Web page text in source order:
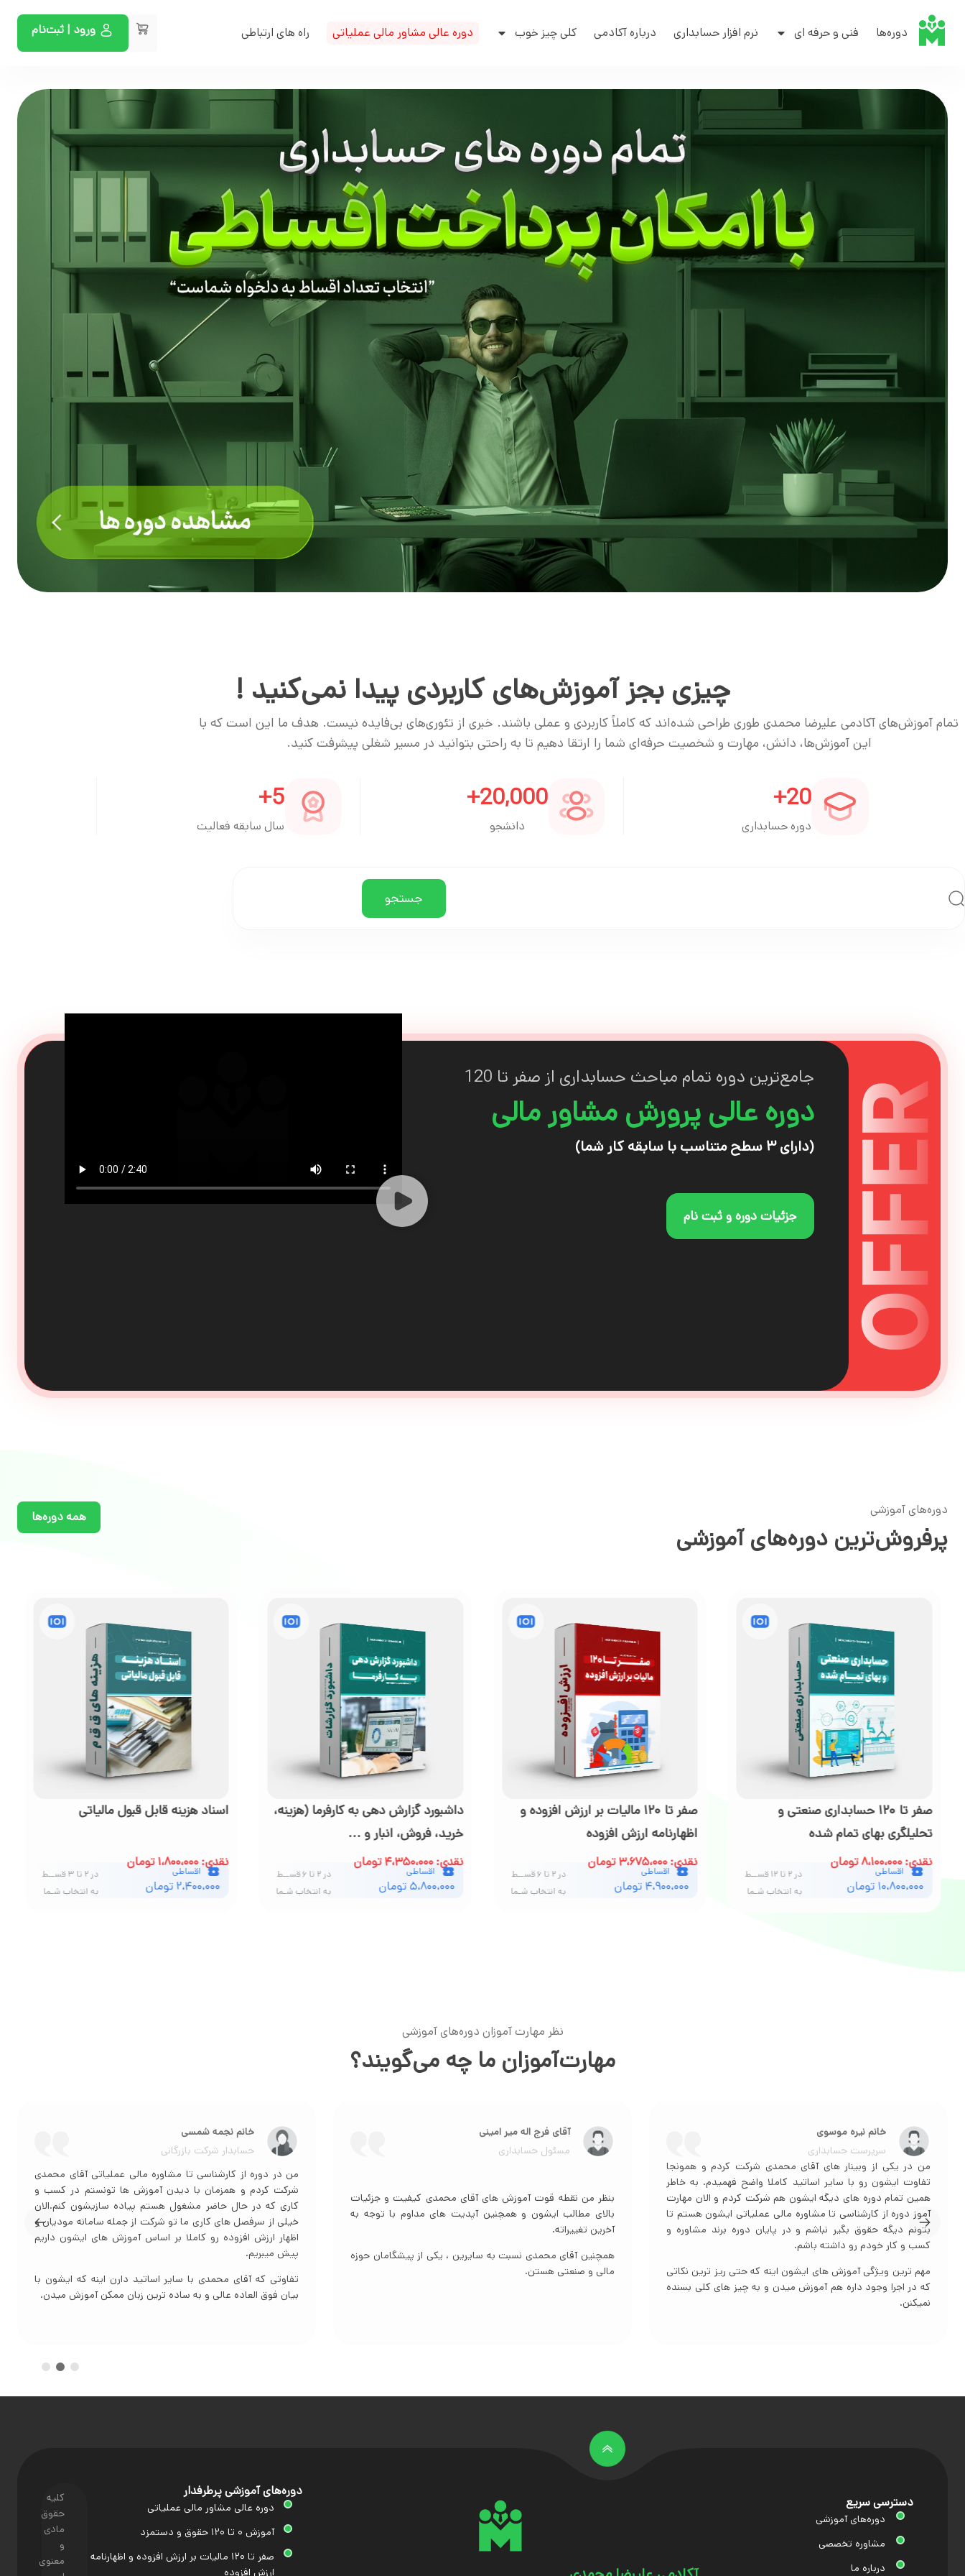
دوره‌ها فنی و حرفه ای نرم افزار حسابداری درباره آکادمی کلی چیز خوب دوره عالی مشاور مالی عملیاتی راه های ارتباطی ورود | ثبت‌نام
چیزی بجز آموزش‌های کاربردی پیدا نمی‌کنید !
تمام آموزش‌های آکادمی علیرضا محمدی طوری طراحی شده‌اند که کاملاً کاربردی و عملی باشند. خبری از تئوری‌های بی‌فایده نیست. هدف ما این است که با
این آموزش‌ها، دانش، مهارت و شخصیت حرفه‌ای شما را ارتقا دهیم تا به راحتی بتوانید در مسیر شغلی پیشرفت کنید.
دوره حسابداری
20
+
دانشجو
20,000
+
سال سابقه فعالیت
5
+
جستجو
جامع‌ترین دوره تمام مباحث حسابداری از صفر تا 120
دوره عالی پرورش مشاور مالی
(دارای ۳ سطح متناسب با سابقه کار شما)
جزئیات دوره و ثبت نام
دوره‌های آموزشی
پرفروش‌ترین دوره‌های آموزشی
همه دوره‌ها
صفر تا ۱۲۰ مالیات بر ارزش افزوده و
اظهارنامه ارزش افزوده
نقدی: ۳،۶۷۵،۰۰۰ تومان
اقساطی
۴،۹۰۰،۰۰۰ تومان
در ۲ تا ۶ قســط
به انتخاب شـما
داشبورد گزارش دهی به کارفرما (هزینه،
خرید، فروش، انبار و ...
نقدی: ۴،۳۵۰،۰۰۰ تومان
اقساطی
۵،۸۰۰،۰۰۰ تومان
در ۲ تا ۶ قســط
به انتخاب شـما
اسناد هزینه قابل قبول مالیاتی
نقدی: ۱،۸۰۰،۰۰۰ تومان
اقساطی
۲،۴۰۰،۰۰۰ تومان
در ۲ تا ۳ قســط
به انتخاب شـما
صفر تا ۱۲۰ حسابداری حقوق و دستمزد
نقدی: ۳،۱۵۰،۰۰۰ تومان
اقساطی
۴،۲۰۰،۰۰۰ تومان
در ۲ تا ۸ قســط
به انتخاب شـما
نظر مهارت آموزان دوره‌های آموزشی
مهارت‌آموزان ما چه می‌گویند؟
آقای فرج اله میر امینی
مسئول حسابداری
بنظر من نقطه قوت آموزش های آقای محمدی کیفیت و جزئیات
بالای مطالب ایشون و همچنین آپدیت های مداوم با توجه به
آخرین تغییراته.
همچنین آقای محمدی نسبت به سایرین ، یکی از پیشگامان حوزه
مالی و صنعتی هستن.
خانم نجمه شمسی
حسابدار شرکت بازرگانی
کاری که در حال حاضر مشغول هستم پیاده سازیشون کنم.الان
خیلی از سرفصل های کاری ما تو شرکت از جمله سامانه مودیان و
اظهار ارزش افزوده رو کاملا بر اساس آموزش های ایشون داریم
پیش میبریم.
تفاوتی که آقای محمدی با سایر اساتید دارن اینه که ایشون با
خانم نیره موسوی
سرپرست حسابداری
تفاوت ایشون رو با سایر اساتید کاملا واضح فهمیدم. به خاطر
همین تمام دوره های دیگه ایشون هم شرکت کردم و الان مهارت
آموز دوره از کارشناسی تا مشاوره مالی عملیاتی ایشون هستم تا
بتونم دیگه حقوق بگیر نباشم و در پایان دوره برند مشاوره و
کسب و کار خودم رو داشته باشم.
مهم ترین ویژگی آموزش های ایشون اینه که حتی ریز ترین نکاتی
که در اجرا وجود داره هم آموزش میدن و به چیز های کلی بسنده
نمیکنن.
دسترسی سریع
دوره‌های آموزشی
مشاوره تخصصی
درباره ما
دوره‌های آموزشی پرطرفدار
دوره عالی مشاور مالی عملیاتی
آموزش ۰ تا ۱۲۰ حقوق و دستمزد
صفر تا ۱۲۰ مالیات بر ارزش افزوده و اظهارنامه
ارزش افزوده
کلیه
حقوق
مادی
و
معنوی